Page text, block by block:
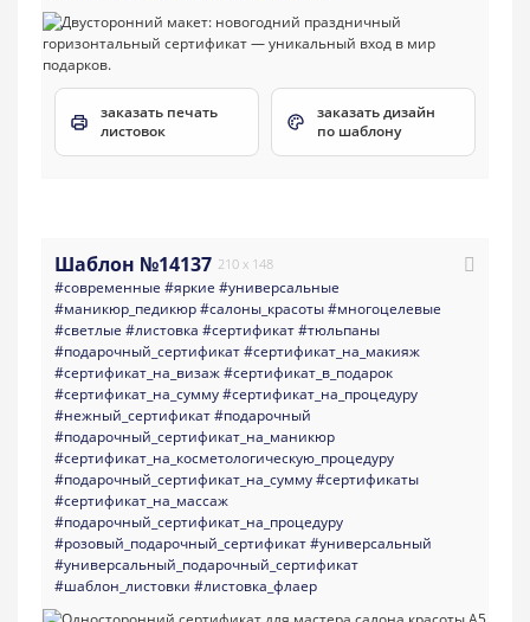
заказать печать
листовок
заказать дизайн
по шаблону
Шаблон №14137 210 x 148
#современные #яркие #универсальные
#маникюр_педикюр#салоны_красоты#многоцелевые
#светлые #листовка #сертификат#тюльпаны
#подарочный_сертификат#сертификат_на_макияж
#сертификат_на_визаж#сертификат_в_подарок
#сертификат_на_сумму#сертификат_на_процедуру
#нежный_сертификат#подарочный
#подарочный_сертификат_на_маникюр
#сертификат_на_косметологическую_процедуру
#подарочный_сертификат_на_сумму#сертификаты
#сертификат_на_массаж
#подарочный_сертификат_на_процедуру
#розовый_подарочный_сертификат#универсальный
#универсальный_подарочный_сертификат
#шаблон_листовки #листовка_флаер